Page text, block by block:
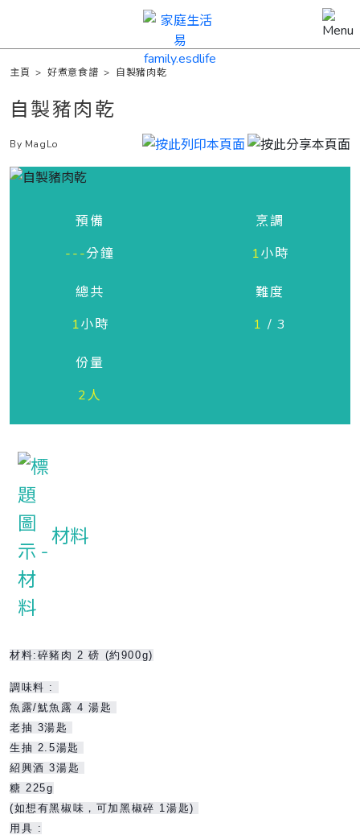
主頁 >好煮意食譜 > 自製豬肉乾
自製豬肉乾
By MagLo
預備
---分鐘
烹調
1小時
總共
1小時
難度
1 / 3
份量
2人
材料
材料:碎豬肉 2 磅 (約900g)
調味料 :
魚露/魷魚露 4 湯匙
老抽 3湯匙
生抽 2.5湯匙
紹興酒 3湯匙
糖 225g
(如想有黑椒味，可加黑椒碎 1湯匙)
用具 :